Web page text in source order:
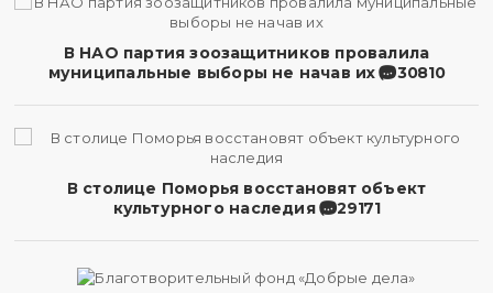
В НАО партия зоозащитников провалила
муниципальные выборы не начав их
30810
В столице Поморья восстановят объект
культурного наследия
29171